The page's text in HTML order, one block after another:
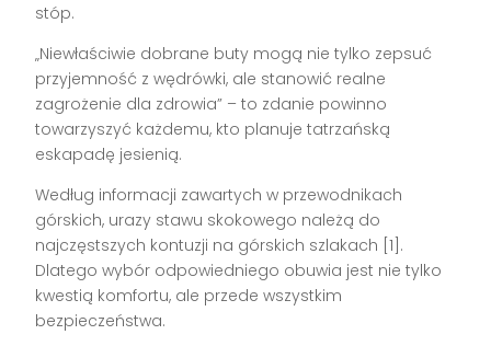
stóp.
„Niewłaściwie dobrane buty mogą nie tylko zepsuć
przyjemność z wędrówki, ale stanowić realne
zagrożenie dla zdrowia” – to zdanie powinno
towarzyszyć każdemu, kto planuje tatrzańską
eskapadę jesienią.
Według informacji zawartych w przewodnikach
górskich, urazy stawu skokowego należą do
najczęstszych kontuzji na górskich szlakach [1].
Dlatego wybór odpowiedniego obuwia jest nie tylko
kwestią komfortu, ale przede wszystkim
bezpieczeństwa.